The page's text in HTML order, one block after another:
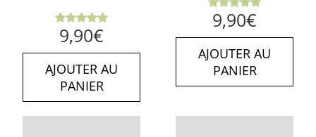
Note5.00
sur 5
9,90€
AJOUTER AU
PANIER
Note5.00
sur 5
9,90€
AJOUTER AU
PANIER